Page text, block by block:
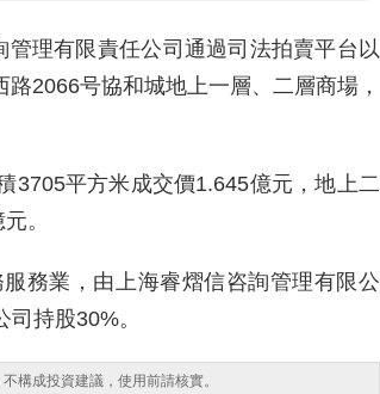
管理有限責任公司通過司法拍賣平台以
2066号協和城地上一層、二層商場，
3705平方米成交價1.645億元，地上二
。
務業，由上海睿熠信咨詢管理有限公
持股30%。
構成投資建議，使用前請核實。